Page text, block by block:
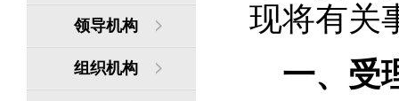
领导机构
组织机构
现将有关
一、受